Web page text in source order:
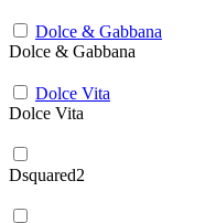
Dolce & Gabbana
Dolce & Gabbana
Dolce Vita
Dolce Vita
Dsquared2